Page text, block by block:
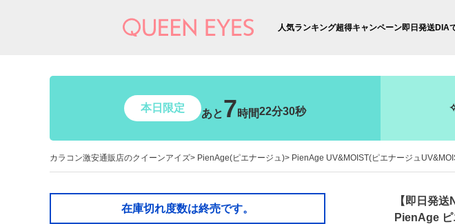
人気ランキング超得キャンペーン即日発送DIA
本日限定 あと7時間22分29秒
カラコン激安通販店のクイーンアイズ PienAge(ピエナージュ) PienAge UV&MOIST(ピエナージュ
在庫切れ度数は終売です。
【即日発送
PienAge